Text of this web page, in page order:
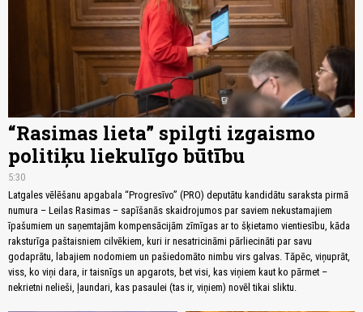
“Rasimas lieta” spilgti izgaismo
politiķu liekulīgo būtību
5:30
Latgales vēlēšanu apgabala “Progresīvo” (PRO) deputātu kandidātu saraksta pirmā
numura – Leilas Rasimas – sapīšanās skaidrojumos par saviem nekustamajiem
īpašumiem un saņemtajām kompensācijām zīmīgas ar to šķietamo vientiesību, kāda
raksturīga paštaisniem cilvēkiem, kuri ir nesatricināmi pārliecināti par savu
godaprātu, labajiem nodomiem un pašiedomāto nimbu virs galvas. Tāpēc, viņuprāt,
viss, ko viņi dara, ir taisnīgs un apgarots, bet visi, kas viņiem kaut ko pārmet –
nekrietni nelieši, ļaundari, kas pasaulei (tas ir, viņiem) novēl tikai sliktu.